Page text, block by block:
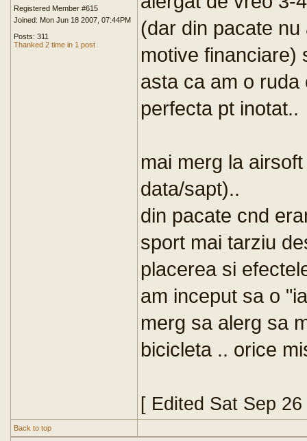
Registered Member #615
Joined: Mon Jun 18 2007, 07:44PM
Posts: 311
Thanked 2 time in 1 post
(dar din pacate
motive financiare)
asta ca am o
perfecta pt inotat..
mai merg la
data/sapt)..
din pacate cnd
sport mai tarziu
placerea si
am inceput sa o
merg sa alerg sa
bicicleta .. orice
[ Edited Sat Sep
Back to top